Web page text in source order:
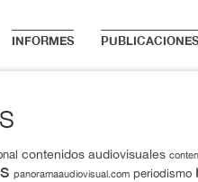
INFORMES PUBLICACIONES
contenidos audiovisuales
panoramaaudiovisual.com periodismo